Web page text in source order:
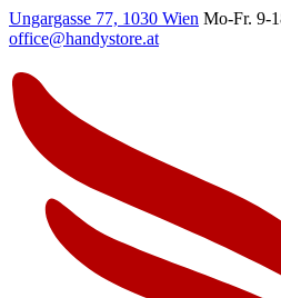
Ungargasse 77, 1030 Wien Mo-Fr. 9-
office@handystore.at